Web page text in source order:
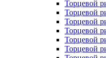
Торцевой
Торцевой
Торцевой
Торцевой
Торцевой
Торцевой